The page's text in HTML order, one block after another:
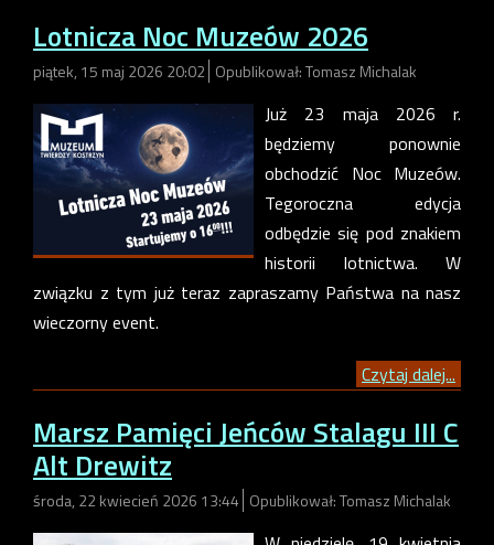
Lotnicza Noc Muzeów 2026
piątek, 15 maj 2026 20:02 Opublikował: Tomasz Michalak
Już 23 maja 2026 r.
będziemy ponownie
obchodzić Noc Muzeów.
Tegoroczna edycja
odbędzie się pod znakiem
historii lotnictwa. W
związku z tym już teraz zapraszamy Państwa na nasz
wieczorny event.
Czytaj dalej...
Marsz Pamięci Jeńców Stalagu III C
Alt Drewitz
środa, 22 kwiecień 2026 13:44 Opublikował: Tomasz Michalak